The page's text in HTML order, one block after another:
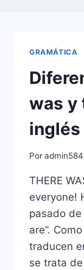
GRAMÁTICA
was y
inglés
Por
THERE
everyone!
pasado de
are”.
traducen
se trata